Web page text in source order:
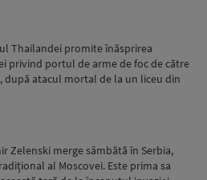
Thailandei promite înăsprirea
privind portul de arme de foc de către
după atacul mortal de la un liceu din
Zelenski merge sâmbătă în Serbia,
al Moscovei. Este prima sa